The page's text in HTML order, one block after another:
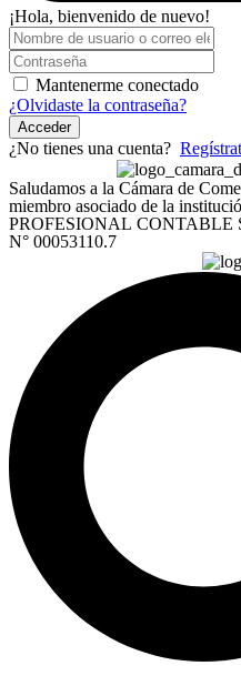
¡Hola, bienvenido de nuevo!
Mantenerme conectado
¿Olvidaste la contraseña?
Acceder
¿No tienes una cuenta?
Saludamos a la Cámara de
miembro asociado de la
PROFESIONAL CONTABLE
N° 00053110.7